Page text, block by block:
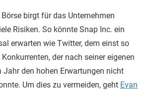
birgt für das Unternehmen
Risiken. So könnte Snap Inc. ein
erwarten wie Twitter, dem einst so
der nach seiner eigenen
Jahr den hohen Erwartungen nicht
Um dies zu vermeiden, geht Evan